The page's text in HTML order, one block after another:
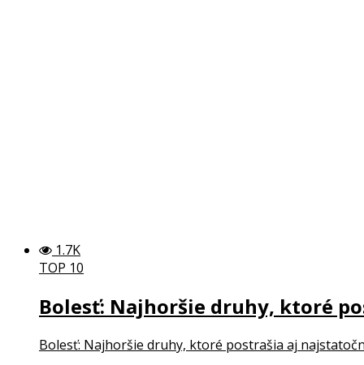
1.7K
TOP 10
Bolesť: Najhoršie druhy, ktoré
Bolesť: Najhoršie druhy, ktoré postrašia aj